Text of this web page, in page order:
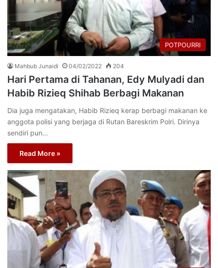
POTPOURRI
Mahbub Junaidi 04/02/2022 204
Hari Pertama di Tahanan, Edy Mulyadi dan
Habib Rizieq Shihab Berbagi Makanan
Dia juga mengatakan, Habib Rizieq kerap berbagi makanan ke
anggota polisi yang berjaga di Rutan Bareskrim Polri. Dirinya
sendiri pun…
Read More »